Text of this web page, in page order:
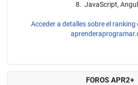
8. JavaScript,
Acceder a detalles sobre el
FOROS APR2+